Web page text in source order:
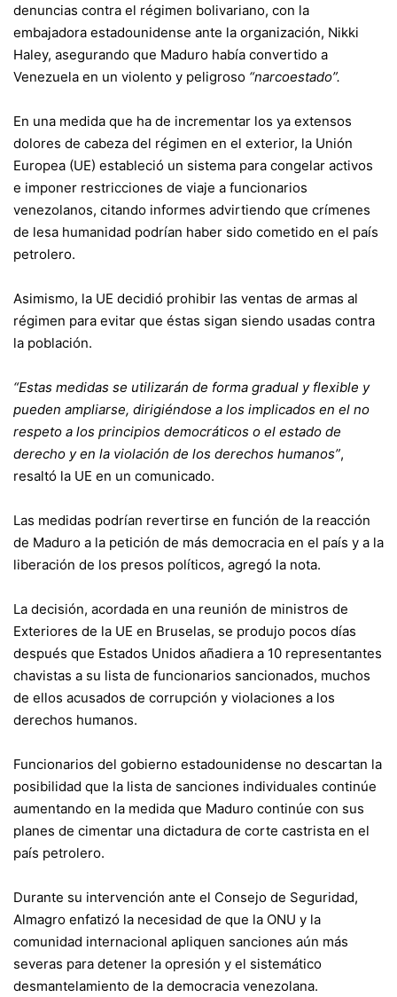
denuncias contra el régimen bolivariano, con la
embajadora estadounidense ante la organización, Nikki
Haley, asegurando que Maduro había convertido a
Venezuela en un violento y peligroso “narcoestado”.
En una medida que ha de incrementar los ya extensos
dolores de cabeza del régimen en el exterior, la Unión
Europea (UE) estableció un sistema para congelar activos
e imponer restricciones de viaje a funcionarios
venezolanos, citando informes advirtiendo que crímenes
de lesa humanidad podrían haber sido cometido en el país
petrolero.
Asimismo, la UE decidió prohibir las ventas de armas al
régimen para evitar que éstas sigan siendo usadas contra
la población.
“Estas medidas se utilizarán de forma gradual y flexible y
pueden ampliarse, dirigiéndose a los implicados en el no
respeto a los principios democráticos o el estado de
derecho y en la violación de los derechos humanos”,
resaltó la UE en un comunicado.
Las medidas podrían revertirse en función de la reacción
de Maduro a la petición de más democracia en el país y a la
liberación de los presos políticos, agregó la nota.
La decisión, acordada en una reunión de ministros de
Exteriores de la UE en Bruselas, se produjo pocos días
después que Estados Unidos añadiera a 10 representantes
chavistas a su lista de funcionarios sancionados, muchos
de ellos acusados de corrupción y violaciones a los
derechos humanos.
Funcionarios del gobierno estadounidense no descartan la
posibilidad que la lista de sanciones individuales continúe
aumentando en la medida que Maduro continúe con sus
planes de cimentar una dictadura de corte castrista en el
país petrolero.
Durante su intervención ante el Consejo de Seguridad,
Almagro enfatizó la necesidad de que la ONU y la
comunidad internacional apliquen sanciones aún más
severas para detener la opresión y el sistemático
desmantelamiento de la democracia venezolana.